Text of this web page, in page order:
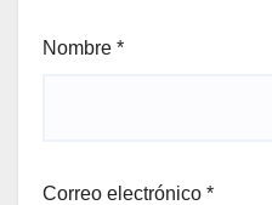
Nombre *
Correo electrónico *